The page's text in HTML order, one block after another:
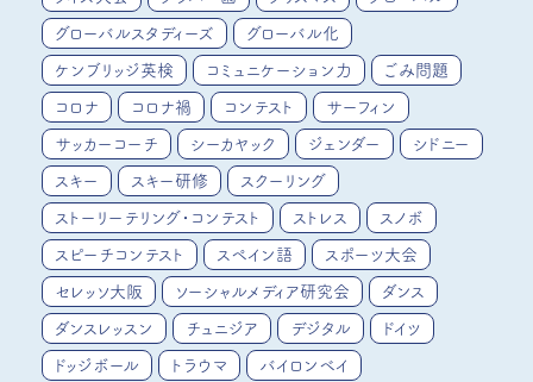
グローバルスタディーズ グローバル化
ケンブリッジ英検 コミュニケーション力 ごみ問題
コロナ コロナ禍 コンテスト サーフィン
サッカーコーチ シーカヤック ジェンダー シドニー
スキー スキー研修 スクーリング
ストーリーテリング・コンテスト ストレス スノボ
スピーチコンテスト スペイン語 スポーツ大会
セレッソ大阪 ソーシャルメディア研究会 ダンス
ダンスレッスン チュニジア デジタル ドイツ
ドッジボール トラウマ バイロンベイ